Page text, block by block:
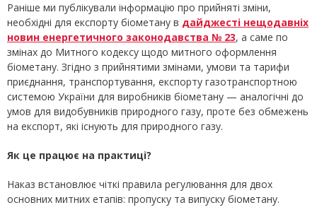
Раніше ми публікували інформацію про прийняті зміни,
необхідні для експорту біометану в дайджесті нещодавніх
новин енергетичного законодавства № 23, а саме по
змінах до Митного кодексу щодо митного оформлення
біометану. Згідно з прийнятими змінами, умови та тарифи
приєднання, транспортування, експорту газотранспортною
системою України для виробників біометану — аналогічні до
умов для видобувників природного газу, проте без обмежень
на експорт, які існують для природного газу.
Як це працює на практиці?
Наказ встановлює чіткі правила регулювання для двох
основних митних етапів: пропуску та випуску біометану.